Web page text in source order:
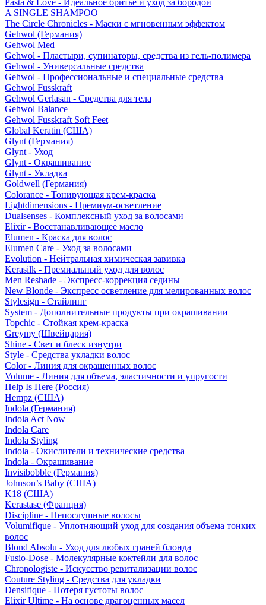
Pasta & Love - Идеальное бритье и уход за бородой
A SINGLE SHAMPOO
The Circle Chronicles - Маски с мгновенным эффектом
Gehwol (Германия)
Gehwol Med
Gehwol - Пластыри, супинаторы, средства из гель-полимера
Gehwol - Универсальные средства
Gehwol - Профессиональные и специальные средства
Gehwol Fusskraft
Gehwol Gerlasan - Средства для тела
Gehwol Balance
Gehwol Fusskraft Soft Feet
Global Keratin (США)
Glynt (Германия)
Glynt - Уход
Glynt - Окрашивание
Glynt - Укладка
Goldwell (Германия)
Colorance - Тонирующая крем-краска
Lightdimensions - Премиум-осветление
Dualsenses - Комплексный уход за волосами
Elixir - Восстанавливающее масло
Elumen - Краска для волос
Elumen Care - Уход за волосами
Evolution - Нейтральная химическая завивка
Kerasilk - Премиальный уход для волос
Men Reshade - Экспресс-коррекция седины
New Blonde - Экспресс осветление для мелированных волос
Stylesign - Стайлинг
System - Дополнительные продукты при окрашивании
Topchic - Стойкая крем-краска
Greymy (Швейцария)
Shine - Свет и блеск изнутри
Style - Средства укладки волос
Color - Линия для окрашенных волос
Volume - Линия для объема, эластичности и упругости
Help Is Here (Россия)
Hempz (США)
Indola (Германия)
Indola Act Now
Indola Care
Indola Styling
Indola - Окислители и технические средства
Indola - Окрашивание
Invisibobble (Германия)
Johnson’s Baby (США)
K18 (США)
Kerastase (Франция)
Discipline - Непослушные волосы
Volumifique - Уплотняющий уход для создания объема тонких
волос
Blond Absolu - Уход для любых граней блонда
Fusio-Dose - Молекулярные коктейли для волос
Chronologiste - Искусство ревитализации волос
Couture Styling - Средства для укладки
Densifique - Потеря густоты волос
Elixir Ultime - На основе драгоценных масел